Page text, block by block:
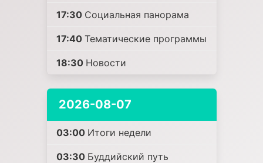
17:30 Социальная панорама
17:40 Тематические программы
18:30 Новости
2026-08-07
03:00 Итоги недели
03:30 Буддийский путь